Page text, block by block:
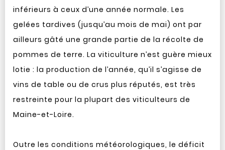
inférieurs à ceux d’une année normale. Les
gelées tardives (jusqu’au mois de mai) ont par
ailleurs gâté une grande partie de la récolte de
pommes de terre. La viticulture n’est guère mieux
lotie : la production de l’année, qu’il s’agisse de
vins de table ou de crus plus réputés, est très
restreinte pour la plupart des viticulteurs de
Maine-et-Loire.
Outre les conditions météorologiques, le déficit